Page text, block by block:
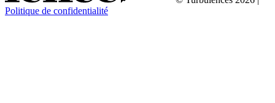
Politique de confidentialité